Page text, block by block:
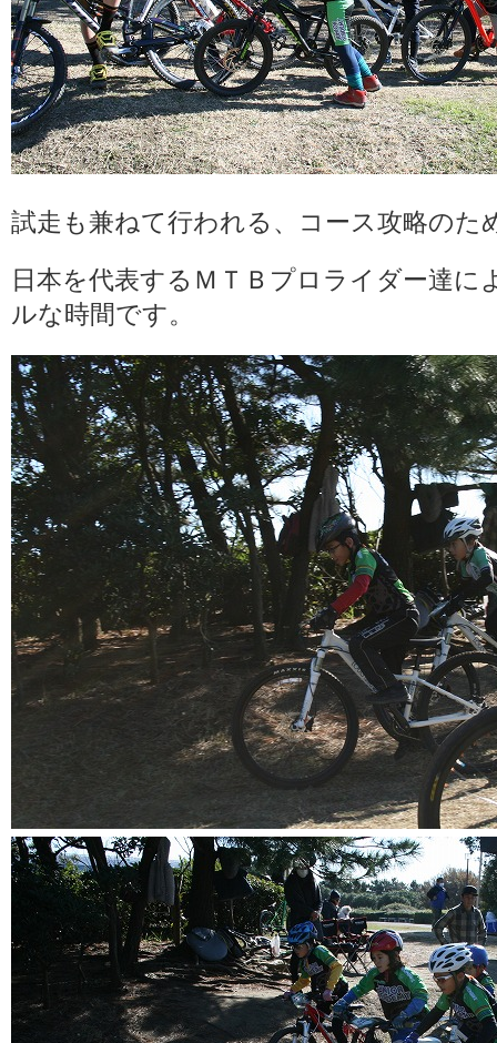
試走も兼ねて行われる、コース攻略のた
日本を代表するＭＴＢプロライダー達
ルな時間です。